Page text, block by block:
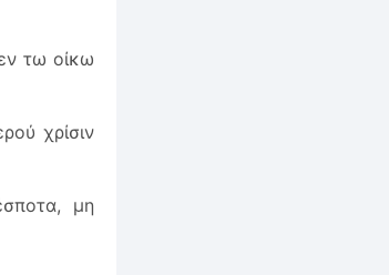
τω οίκω
χρίσιν
μη